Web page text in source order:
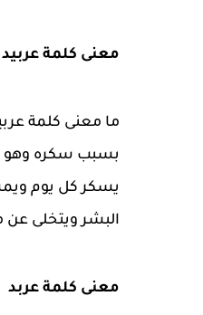
معنى كلمة عربيد
ما معنى كلمة
بسبب سكره وهو
يسكر كل يوم
البشر ويتخلى عن
معنى كلمة عربد